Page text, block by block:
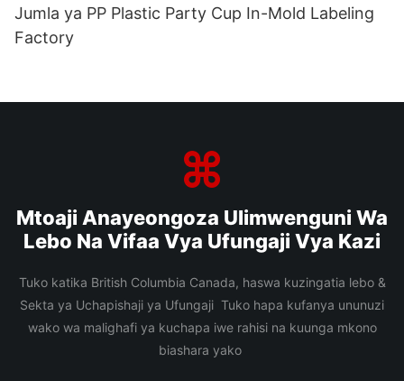
Jumla ya PP Plastic Party Cup In-Mold Labeling
Factory
Mtoaji Anayeongoza Ulimwenguni Wa
Lebo Na Vifaa Vya Ufungaji Vya Kazi
Tuko katika British Columbia Canada, haswa kuzingatia lebo &
Sekta ya Uchapishaji ya Ufungaji Tuko hapa kufanya ununuzi
wako wa malighafi ya kuchapa iwe rahisi na kuunga mkono
biashara yako